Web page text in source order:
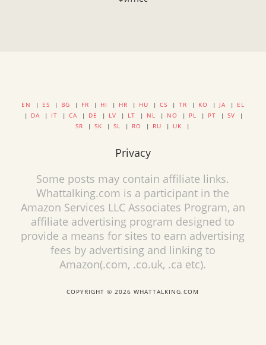
EN | ES | BG | FR | HI | HR | HU | CS | TR | KO | JA | EL
| DA | IT | CA | DE | LV | LT | NL | NO | PL | PT | SV |
SR | SK | SL | RO | RU | UK |
Privacy
Some posts may contain affiliate links.
Whattalking.com is a participant in the
Amazon Services LLC Associates Program, an
affiliate advertising program designed to
provide a means for sites to earn advertising
fees by advertising and linking to
Amazon(.com, .co.uk, .ca etc).
COPYRIGHT © 2026 WHATTALKING.COM